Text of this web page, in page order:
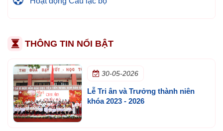
THÔNG TIN NỔI BẬT
30-05-2026
Lễ Tri ân và Trưởng thành niên
khóa 2023 - 2026